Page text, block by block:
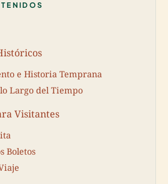
e Historia Temprana
Largo del Tiempo
Visitantes
Boletos